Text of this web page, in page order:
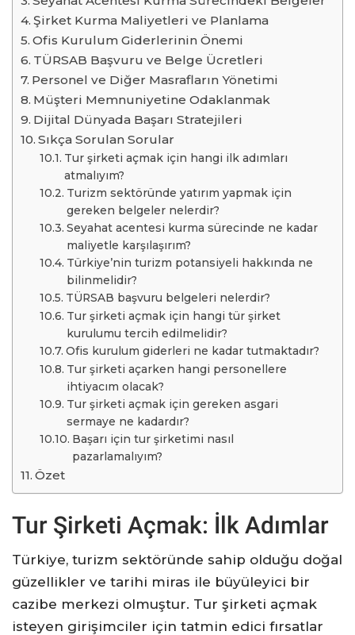
Şirket Kurma Maliyetleri ve Planlama
Ofis Kurulum Giderlerinin Önemi
TÜRSAB Başvuru ve Belge Ücretleri
Personel ve Diğer Masrafların Yönetimi
Müşteri Memnuniyetine Odaklanmak
Dijital Dünyada Başarı Stratejileri
Sıkça Sorulan Sorular
Tur şirketi açmak için hangi ilk adımları
atmalıyım?
Turizm sektöründe yatırım yapmak için
gereken belgeler nelerdir?
Seyahat acentesi kurma sürecinde ne kadar
maliyetle karşılaşırım?
Türkiye’nin turizm potansiyeli hakkında ne
bilinmelidir?
TÜRSAB başvuru belgeleri nelerdir?
Tur şirketi açmak için hangi tür şirket
kurulumu tercih edilmelidir?
Ofis kurulum giderleri ne kadar tutmaktadır?
Tur şirketi açarken hangi personellere
ihtiyacım olacak?
Tur şirketi açmak için gereken asgari
sermaye ne kadardır?
Başarı için tur şirketimi nasıl
pazarlamalıyım?
Özet
Tur Şirketi Açmak: İlk Adımlar
Türkiye, turizm sektöründe sahip olduğu doğal
güzellikler ve tarihi miras ile büyüleyici bir
cazibe merkezi olmuştur. Tur şirketi açmak
isteyen girişimciler için tatmin edici fırsatlar